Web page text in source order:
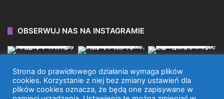
OBSERWUJ NAS NA INSTAGRAMIE
WYDAWNICTWO DANGO 2026 © WSZYSTKIE PRAWA
Strona do prawidłowego działania wymaga plików
cookies. Korzystanie z niej bez zmiany ustawień dla
plików cookies oznacza, że będą one zapisywane w